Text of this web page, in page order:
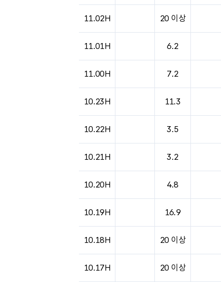
11.02H 20 이상
11.01H 6.2
11.00H 7.2
10.23H 11.3
10.22H 3.5
10.21H 3.2
10.20H 4.8
10.19H 16.9
10.18H 20 이상
10.17H 20 이상